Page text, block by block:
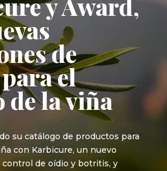
de
el
la viña
su catálogo de productos para
con Karbicure, un nuevo
control de oídio y botritis, y